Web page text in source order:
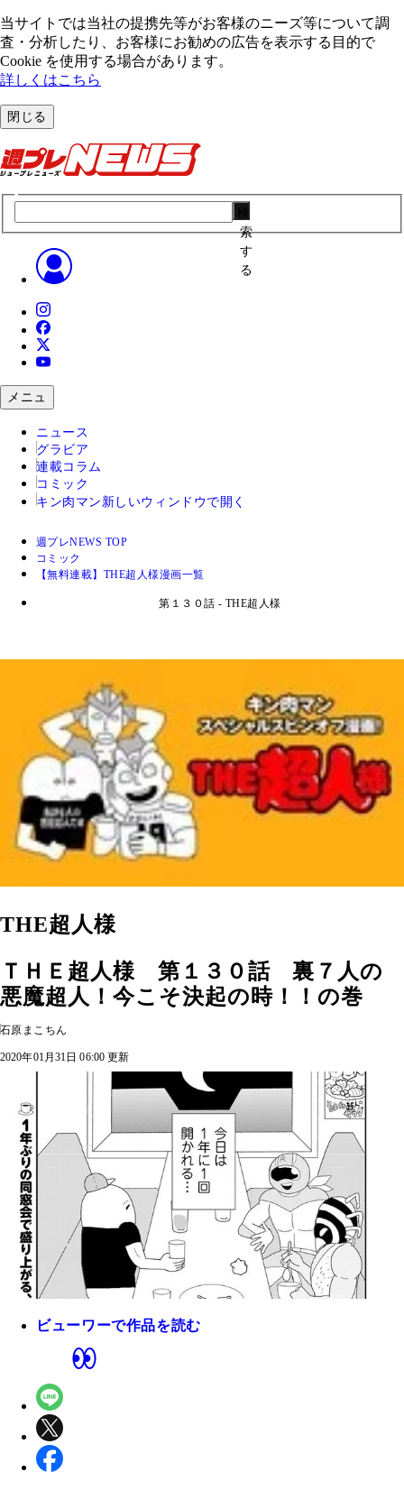
当サイトでは当社の提携先等がお客様のニーズ等について調
査・分析したり、お客様にお勧めの広告を表⽰する⽬的で
Cookie を使⽤する場合があります。
詳しくはこちら
閉じる
索
す
る
メニュ
ニュース
グラビア
連載コラム
コミック
キン肉マン 新しいウィンドウで開く
週プレNEWS TOP
コミック
【無料連載】THE超人様漫画一覧
第１３０話 - THE超人様
THE超人様
ＴＨＥ超人様 第１３０話 裏７人の
悪魔超人！今こそ決起の時！！の巻
石原まこちん
2020年01月31日 06:00 更新
ビューワーで作品を読む